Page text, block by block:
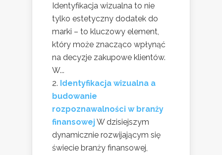
Identyfikacja wizualna to nie
tylko estetyczny dodatek do
marki – to kluczowy element,
który może znacząco wpłynąć
na decyzje zakupowe klientów.
W...
Identyfikacja wizualna a
budowanie
rozpoznawalności w branży
finansowejW dzisiejszym
dynamicznie rozwijającym się
świecie branży finansowej,